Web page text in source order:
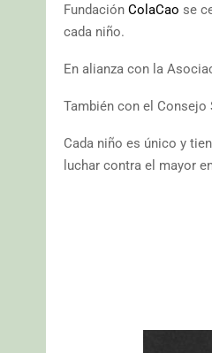
Fundación ColaCao se
cada niño.
En alianza con la
También con el Consejo
Cada niño es único y
luchar contra el mayor